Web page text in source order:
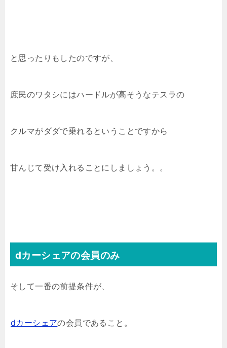
と思ったりもしたのですが、
庶民のワタシにはハードルが高そうなテスラの
クルマがダダで乗れるということですから
甘んじて受け入れることにしましょう。。
dカーシェアの会員のみ
そして一番の前提条件が、
dカーシェアの会員であること。